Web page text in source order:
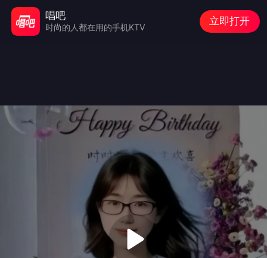
唱吧
时尚的人都在用的手机KTV
立即打开